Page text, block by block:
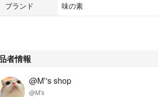
ブランド
味の素
者情報
@M’'s shop
@M's